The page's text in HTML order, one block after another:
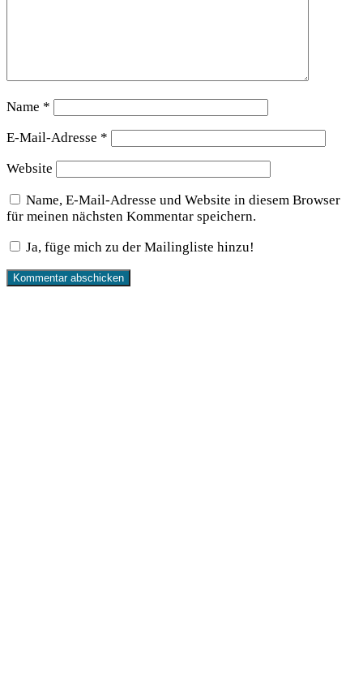
Name *
E-Mail-Adresse *
Website
Name, E-Mail-Adresse und Website in diesem Browser
für meinen nächsten Kommentar speichern.
Ja, füge mich zu der Mailingliste hinzu!